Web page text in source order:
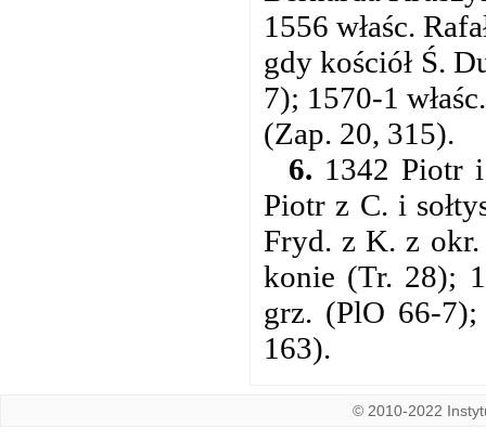
1556 właśc.
gdy kościół Ś.
7); 1570-1
(Zap. 20, 315).
6. 1342 Piotr
Piotr z C. i
Fryd. z K. z
konie (Tr. 28);
grz. (PlO 66-
163).
© 2010-2022